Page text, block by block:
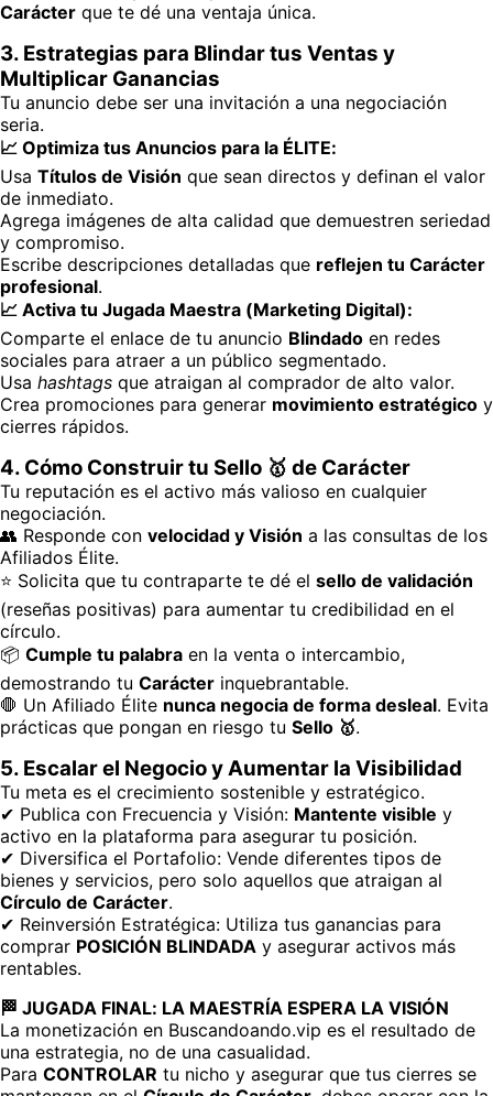
Carácter que te dé una ventaja única.
3. Estrategias para Blindar tus Ventas y
Multiplicar Ganancias
Tu anuncio debe ser una invitación a una negociación
seria.
📈 Optimiza tus Anuncios para la ÉLITE:
Usa Títulos de Visión que sean directos y definan el valor
de inmediato.
Agrega imágenes de alta calidad que demuestren seriedad
y compromiso.
Escribe descripciones detalladas que reflejen tu Carácter
profesional.
📈 Activa tu Jugada Maestra (Marketing Digital):
Comparte el enlace de tu anuncio Blindado en redes
sociales para atraer a un público segmentado.
Usa hashtags que atraigan al comprador de alto valor.
Crea promociones para generar movimiento estratégico y
cierres rápidos.
4. Cómo Construir tu Sello 🥇 de Carácter
Tu reputación es el activo más valioso en cualquier
negociación.
👥 Responde con velocidad y Visión a las consultas de los
Afiliados Élite.
⭐ Solicita que tu contraparte te dé el sello de validación
(reseñas positivas) para aumentar tu credibilidad en el
círculo.
📦 Cumple tu palabra en la venta o intercambio,
demostrando tu Carácter inquebrantable.
🛑 Un Afiliado Élite nunca negocia de forma desleal. Evita
prácticas que pongan en riesgo tu Sello 🥇.
5. Escalar el Negocio y Aumentar la Visibilidad
Tu meta es el crecimiento sostenible y estratégico.
✔ Publica con Frecuencia y Visión: Mantente visible y
activo en la plataforma para asegurar tu posición.
✔ Diversifica el Portafolio: Vende diferentes tipos de
bienes y servicios, pero solo aquellos que atraigan al
Círculo de Carácter.
✔ Reinversión Estratégica: Utiliza tus ganancias para
comprar POSICIÓN BLINDADA y asegurar activos más
rentables.
🏁 JUGADA FINAL: LA MAESTRÍA ESPERA LA VISIÓN
La monetización en Buscandoando.vip es el resultado de
una estrategia, no de una casualidad.
Para CONTROLAR tu nicho y asegurar que tus cierres se